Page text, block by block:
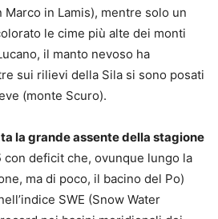
in Lamis), mentre solo un
le cime più alte dei monti
il manto nevoso ha
sui rilievi della Sila si sono posati
(monte Scuro).
la grande assente della stagione
con deficit che, ovunque lungo la
ma di poco, il bacino del Po)
SWE (Snow Water